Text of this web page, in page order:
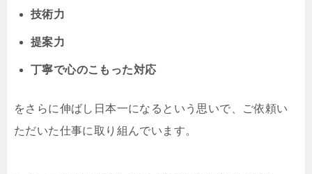
技術力
提案力
丁寧で心のこもった対応
をさらに伸ばし日本一になるという思いで、ご依頼い
ただいた仕事に取り組んでいます。